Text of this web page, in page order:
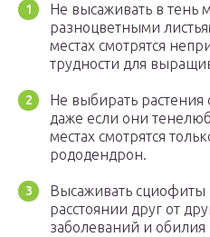
Не высаживать в тень
разноцветными
местах смотрятся
трудности для
Не выбирать
даже если они
местах смотрятся
рододендрон.
Высаживать сциофиты
расстоянии друг от
заболеваний и